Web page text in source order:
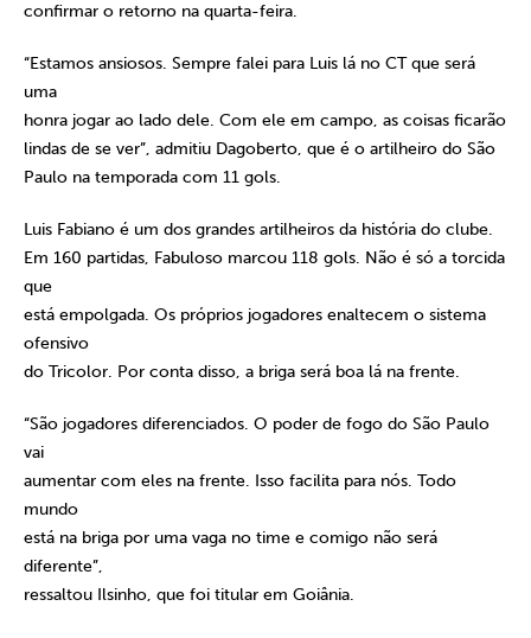
confirmar o retorno na quarta-feira.
“Estamos ansiosos. Sempre falei para Luis lá no CT que será
uma
honra jogar ao lado dele. Com ele em campo, as coisas ficarão
lindas de se ver”, admitiu Dagoberto, que é o artilheiro do São
Paulo na temporada com 11 gols.
Luis Fabiano é um dos grandes artilheiros da história do clube.
Em 160 partidas, Fabuloso marcou 118 gols. Não é só a torcida
que
está empolgada. Os próprios jogadores enaltecem o sistema
ofensivo
do Tricolor. Por conta disso, a briga será boa lá na frente.
“São jogadores diferenciados. O poder de fogo do São Paulo
vai
aumentar com eles na frente. Isso facilita para nós. Todo
mundo
está na briga por uma vaga no time e comigo não será
diferente”,
ressaltou Ilsinho, que foi titular em Goiânia.